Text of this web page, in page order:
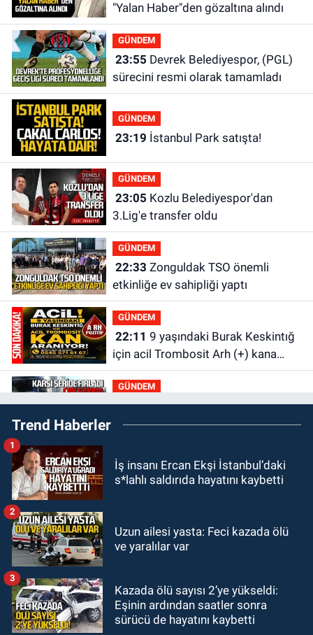
"Yalan Haber"den gözaltına alındı
GÜNDEM
23:55
sürecini resmi olarak tamamladı
GÜNDEM
23:19 İstanbul Park satışta!
GÜNDEM
23:05
3.Lig'e transfer oldu
GÜNDEM
22:33
etkinliğe ev sahipliği yaptı
GÜNDEM
22:11
için acil Trombosit Arh (+) kana
ihtiyaç var
GÜNDEM
21:50Yoldan çıktı karşı şeride
fırladı: Çok sayıda yaralı var
21:38Ercüment Ünal'dan acık
haber geldi: Ameliyata dayanamadı
21:12Yönetim kulübü önce borç
GÜNDEM
20:56
adam hayatını kaybetti
Trend Haberler
İş insanı Ercan Ekşi İstanbul’daki
s*lahlı saldırıda hayatını kaybetti
1
Uzun ailesi yasta: Feci kazada ölü
ve yaralılar var
2
Kazada ölü sayısı 2’ye yükseldi:
Eşinin ardından saatler sonra
sürücü de hayatını kaybetti
3